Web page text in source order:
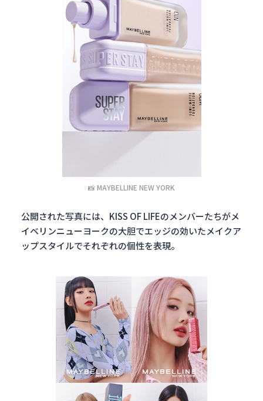
📸 MAYBELLINE NEW YORK
公開された写真には、KISS OF LIFEのメンバーたちがメ
イベリンニューヨークの大胆でエッジの効いたメイクア
ップスタイルでそれぞれの個性を表現。